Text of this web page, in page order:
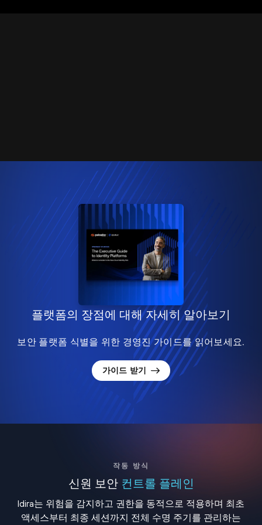
플랫폼의 장점에 대해 자세히 알아보기
보안 플랫폼 식별을 위한 경영진 가이드를 읽어보세요.
가이드 받기
작동 방식
신원 보안 컨트롤 플레인
Idira는 위험을 감지하고 권한을 동적으로 적용하며 최초
액세스부터 최종 세션까지 전체 수명 주기를 관리하는